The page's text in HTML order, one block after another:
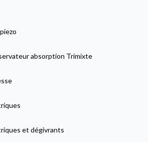
absorption Trimixte
et dégivrants